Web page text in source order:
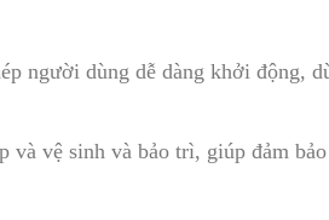
người dùng dễ dàng khởi động,
và vệ sinh và bảo trì, giúp đảm